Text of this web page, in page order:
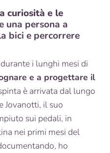
curiosità e le
una persona a
bici e percorrere
i lunghi mesi di
e a progettare il
è arrivata dal lungo
Jovanotti, il suo
sui pedali, in
nei primi mesi del
ho